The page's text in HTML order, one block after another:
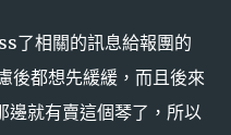
了相關的訊息給報團的
後都想先緩緩，而且後來
就有賣這個琴了，所以